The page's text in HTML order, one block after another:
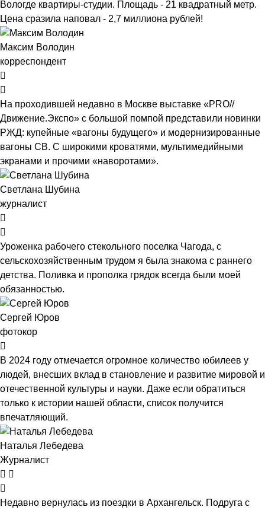
Вологде квартиры-студии. Площадь - 21 квадратный метр.
Цена сразила наповал - 2,7 миллиона рублей!
Максим Володин
корреспондент
На проходившей недавно в Мос­кве выставке «PRO//
Движение.Экспо» с большой помпой представили новинки
РЖД: купейные «вагоны будущего» и модернизированные
вагоны СВ. С широкими кроватями, мультимедийными
экранами и прочими «наворотами».
Светлана Шубина
журналист
Уроженка рабочего стекольного поселка Чагода, с
сельскохозяйственным трудом я была знакома с раннего
детства. Поливка и прополка грядок всегда были моей
обязанностью.
Сергей Юров
фотокор
В 2024 году отмечается огромное количество юбилеев у
людей, внесших вклад в становление и развитие мировой и
отечественной культуры и науки. Даже если обратиться
только к истории нашей области, список получится
впечатляющий.
Наталья Лебедева
Журналист
Недавно вернулась из поездки в Архангельск. Подруга с